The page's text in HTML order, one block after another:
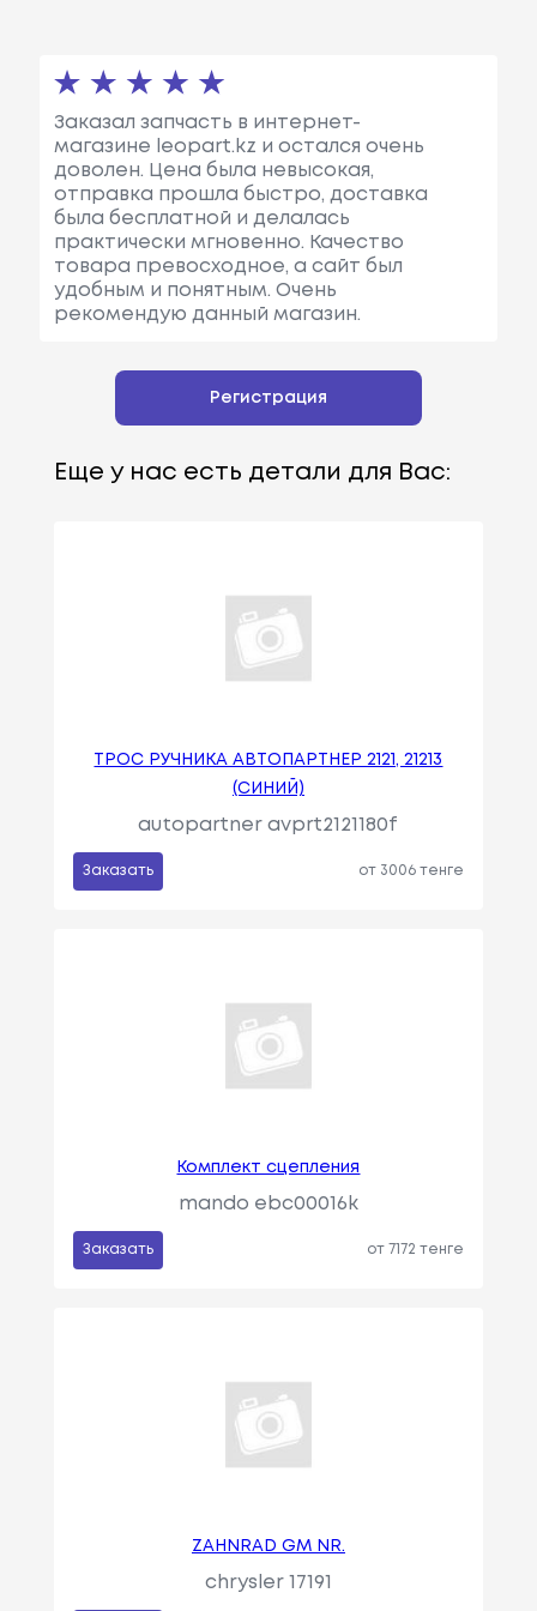
Заказал запчасть в интернет-
магазине leopart.kz и остался очень
доволен. Цена была невысокая,
отправка прошла быстро, доставка
была бесплатной и делалась
практически мгновенно. Качество
товара превосходное, а сайт был
удобным и понятным. Очень
рекомендую данный магазин.
Регистрация
Еще у нас есть детали для Вас:
ТРОС РУЧНИКА АВТОПАРТНЕР 2121, 21213
(СИНИЙ)
autopartner avprt2121180f
Заказать от 3006 тенге
Комплект сцепления
mando ebc00016k
Заказать от 7172 тенге
ZAHNRAD GM NR.
chrysler 17191